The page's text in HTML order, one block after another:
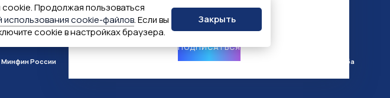
Закрыть
Продолжая пользоваться
использования cookie-файлов. Если вы
cookie в настройках браузера.
Минфин России Госуслуги Госслужба
ПОДПИСАТЬСЯ